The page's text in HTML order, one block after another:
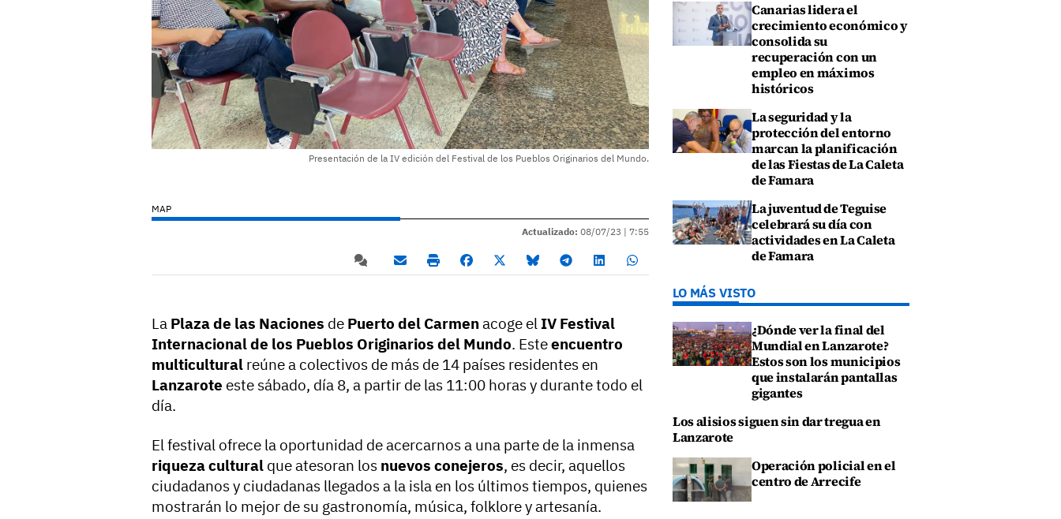
Presentación de la IV edición del Festival de los Pueblos Originarios del Mundo.
MAP
Actualizado: 08/07/23 | 7:55
La Plaza de las Naciones de Puerto del Carmenacoge el IV Festival
Internacional de los Pueblos Originarios del Mundo. Esteencuentro
multicultural reúne a colectivos de más de 14 países residentes en
Lanzarote este sábado, día 8, a partir de las 11:00 horas y durante todo el
día.
El festival ofrece la oportunidad de acercarnos a una parte de la inmensa
riqueza cultural que atesoran los nuevos conejeros, es decir, aquellos
ciudadanos y ciudadanas llegados a la isla en los últimos tiempos, quienes
mostrarán lo mejor de su gastronomía, música, folklore y artesanía.
Canarias lidera el
crecimiento económico y
consolida su
recuperación con un
empleo en máximos
históricos
La seguridad y la
protección del entorno
marcan la planificación
de las Fiestas de La Caleta
de Famara
La juventud de Teguise
celebrará su día con
actividades en La Caleta
de Famara
LO MÁS VISTO
¿Dónde ver la final del
Mundial en Lanzarote?
Estos son los municipios
que instalarán pantallas
gigantes
Los alisios siguen sin dar tregua en
Lanzarote
Operación policial en el
centro de Arrecife